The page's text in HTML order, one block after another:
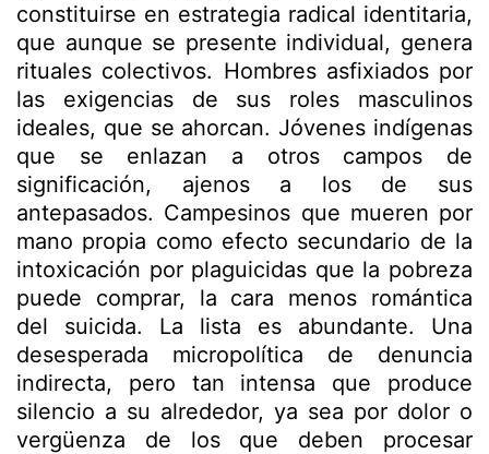
constituirse en estrategia radical identitaria,
que aunque se presente individual, genera
rituales colectivos. Hombres asfixiados por
las exigencias de sus roles masculinos
ideales, que se ahorcan. Jóvenes indígenas
que se enlazan a otros campos de
significación, ajenos a los de sus
antepasados. Campesinos que mueren por
mano propia como efecto secundario de la
intoxicación por plaguicidas que la pobreza
puede comprar, la cara menos romántica
del suicida. La lista es abundante. Una
desesperada micropolítica de denuncia
indirecta, pero tan intensa que produce
silencio a su alrededor, ya sea por dolor o
vergüenza de los que deben procesar